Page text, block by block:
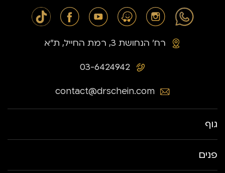
03-6424942
רח׳ הנחושת 3, רמת החייל, ת״א
contact@drschein.com
גוף
פנים